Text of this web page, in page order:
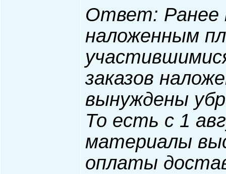
Ответ: Ранее
наложенным
заказов
вынуждены
То есть с 1
материалы
оплаты